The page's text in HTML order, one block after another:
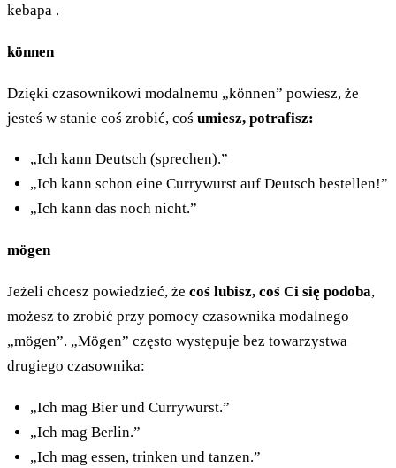
kebapa .
können
Dzięki czasownikowi modalnemu „können” powiesz, że
jesteś w stanie coś zrobić, coś umiesz, potrafisz:
„Ich kann Deutsch (sprechen).”
„Ich kann schon eine Currywurst auf Deutsch bestellen!”
„Ich kann das noch nicht.”
mögen
Jeżeli chcesz powiedzieć, że coś lubisz, coś Ci się podoba,
możesz to zrobić przy pomocy czasownika modalnego
„mögen”. „Mögen” często występuje bez towarzystwa
drugiego czasownika:
„Ich mag Bier und Currywurst.”
„Ich mag Berlin.”
„Ich mag essen, trinken und tanzen.”